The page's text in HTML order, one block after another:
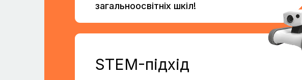
загальноосвітніх шкіл!
STEM-підхід